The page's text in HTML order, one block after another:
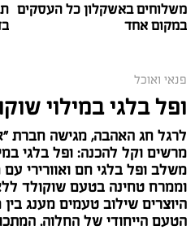
אלדה נתנאל / 10:21 07.08.26
תגים: חביתת ירק
משלוחים באשקלון כל העסקים
במקום אחד
פנאי ואוכל
ופל בלגי במילוי
לרגל חג האהבה, מגישה חברת
מרשים וקל להכנה: ופל בלגי
משלב ופל בלגי חם ואוורירי
וממרח טחינה בטעם שוקולד
היוצרים שילוב טעמים מענג
הטעם הייחודי של החלוה.